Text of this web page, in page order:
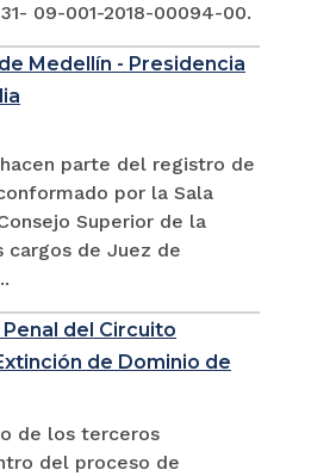
09-001-2018-00094-00.
Medellín - Presidencia
parte del registro de
por la Sala
Superior de la
cargos de Juez de
del Circuito
de Dominio de
de los terceros
del proceso de